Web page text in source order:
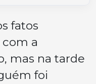
fatos
a
mas na tarde
foi